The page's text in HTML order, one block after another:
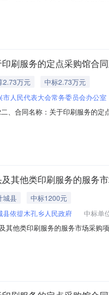
朝阳路7号联系方式：
刷服务的定点采购馆合
2.73万元
中标2.73万元
市人民代表大会常务委员会办公室
、合同名称：关于印刷服务的
7号联系方式：15970358016六
其他类印刷服务的服务
城县
中标1200元
县依提木孔乡人民政府 中标单
其他类印刷服务的服务市场采
政区划编码:653126项目所在